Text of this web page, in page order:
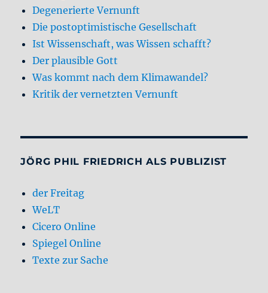
Degenerierte Vernunft
Die postoptimistische Gesellschaft
Ist Wissenschaft, was Wissen schafft?
Der plausible Gott
Was kommt nach dem Klimawandel?
Kritik der vernetzten Vernunft
JÖRG PHIL FRIEDRICH ALS PUBLIZIST
der Freitag
WeLT
Cicero Online
Spiegel Online
Texte zur Sache